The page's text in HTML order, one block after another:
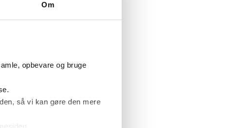
Om
opbevare og bruge
så vi kan gøre den mere